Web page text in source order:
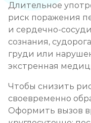
Длительное
риск поражения
и сердечно-
сознания,
груди или
экстренная
Чтобы снизить
своевременно
Оформить вызов